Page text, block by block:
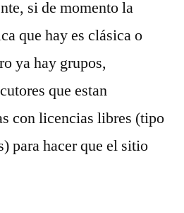
si de momento la
que hay es clásica o
ya hay grupos,
que estan
con licencias libres (tipo
para hacer que el sitio